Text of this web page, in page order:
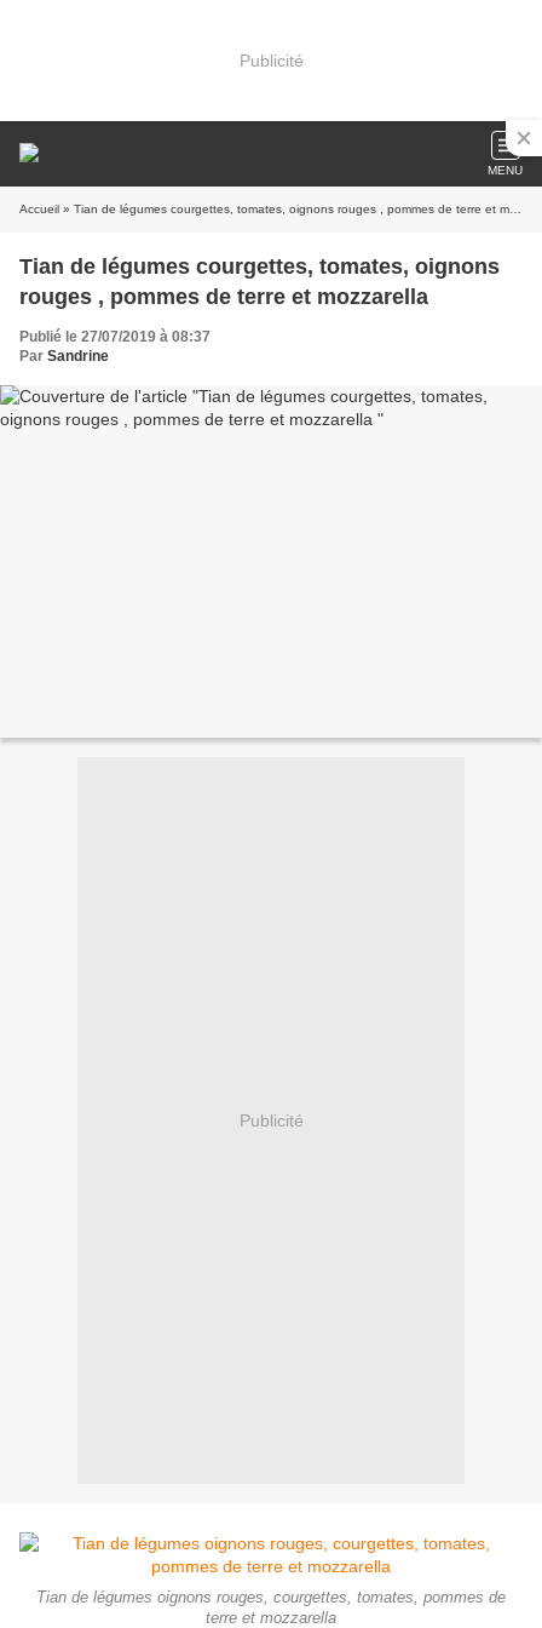
Publicité
MENU
Accueil » Tian de légumes courgettes, tomates, oignons rouges , pommes de terre et mozzarella
Tian de légumes courgettes, tomates, oignons
rouges , pommes de terre et mozzarella
Publié le 27/07/2019 à 08:37
Par Sandrine
Publicité
Tian de légumes oignons rouges, courgettes, tomates, pommes de
terre et mozzarella